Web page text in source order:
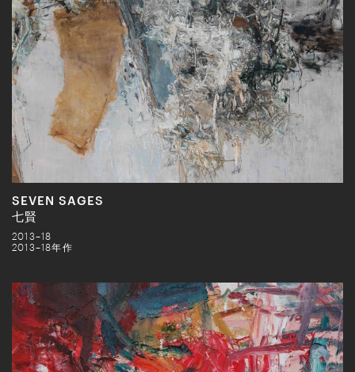
SEVEN SAGES
七賢
2013–18
2013–18年作